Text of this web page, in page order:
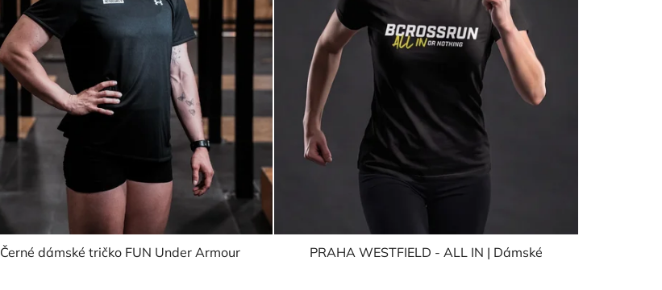
Černé dámské tričko FUN Under Armour PRAHA WESTFIELD - ALL IN | Dámské